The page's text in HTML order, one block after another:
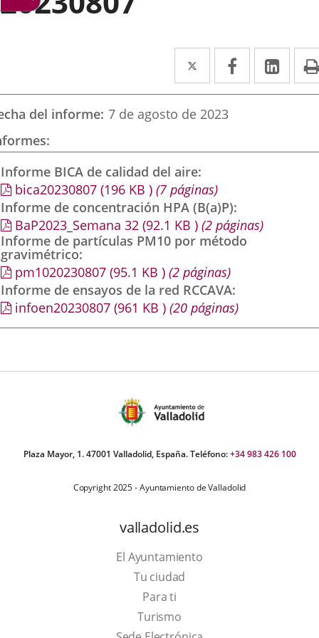
Twitter
Enlace
a
una
externa.
Facebook
Enlace
a
externa.
a
del informe 7 de agosto de 2023
Informe BICA de calidad del aire
bica20230807 (196 KB ) (7 páginas)
Informe de concentración HPA (B(a)P)
BaP2023_Semana 32 (92.1 KB ) (2 páginas)
Informe de partículas PM10 por método
gravimétrico
pm1020230807 (95.1 KB ) (2 páginas)
Informe de ensayos de la red RCCAVA
infoen20230807 (961 KB ) (20 páginas)
Plaza Mayor, 1. 47001 Valladolid, España. Teléfono:+34 983 426 100
Copyright 2025 - Ayuntamiento de Valladolid
valladolid.es
El Ayuntamiento
Tu ciudad
Para ti
TurismoEste